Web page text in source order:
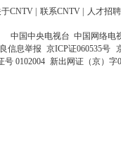
于CNTV 联系CNTV 人才招聘
中国中央电视台 中国网络电
信息举报 京ICP证060535号
号 0102004 新出网证（京）